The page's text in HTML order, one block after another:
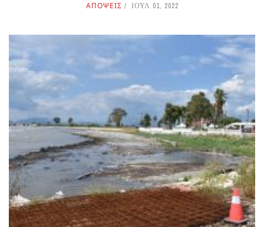
ΑΠΟΨΕΙΣ ΙΟΥΛ 01, 2022